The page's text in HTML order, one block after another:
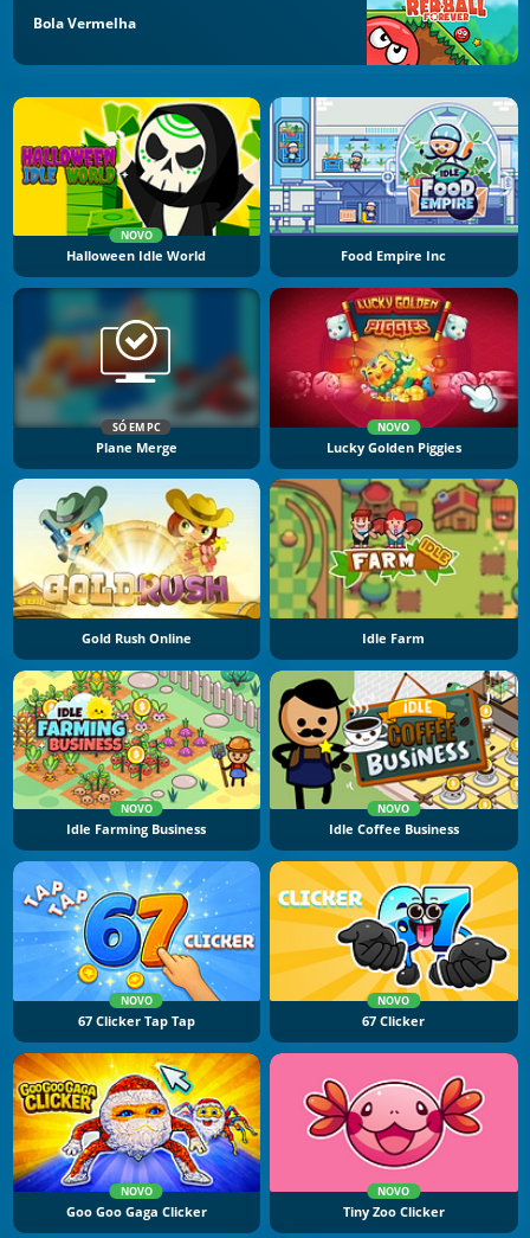
Bola Vermelha
NOVO
Halloween Idle World Food Empire Inc
SÓ EM PC
Plane Merge
NOVO
Lucky Golden Piggies
Gold Rush Online Idle Farm
NOVO
Idle Farming Business
NOVO
Idle Coffee Business
NOVO
67 Clicker Tap Tap
NOVO
67 Clicker
NOVO
Goo Goo Gaga Clicker
NOVO
Tiny Zoo Clicker